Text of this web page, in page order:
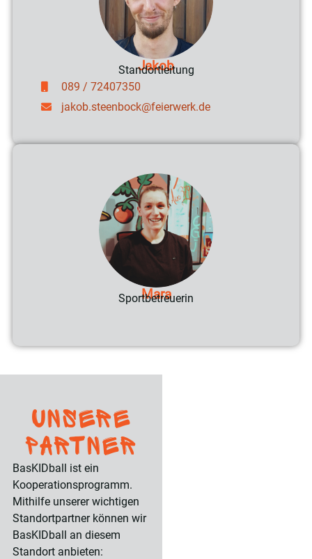
Jakob
Standortleitung
089 / 72407350
jakob.steenbock@feierwerk.de
Mara
Sportbetreuerin
Unsere
Partner
BasKIDball ist ein
Kooperationsprogramm.
Mithilfe unserer wichtigen
Standortpartner können wir
BasKIDball an diesem
Standort anbieten: